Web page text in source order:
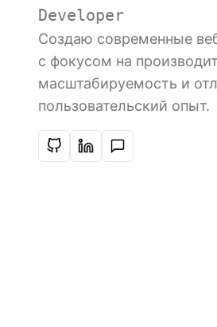
Developer
Создаю современные
с фокусом на
масштабируемость и
пользовательский опыт.